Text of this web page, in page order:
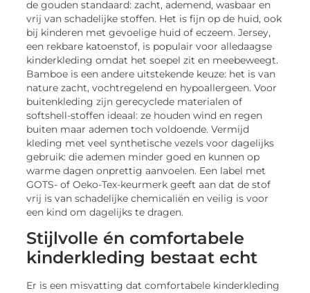
de gouden standaard: zacht, ademend, wasbaar en
vrij van schadelijke stoffen. Het is fijn op de huid, ook
bij kinderen met gevoelige huid of eczeem. Jersey,
een rekbare katoenstof, is populair voor alledaagse
kinderkleding omdat het soepel zit en meebeweegt.
Bamboe is een andere uitstekende keuze: het is van
nature zacht, vochtregelend en hypoallergeen. Voor
buitenkleding zijn gerecyclede materialen of
softshell-stoffen ideaal: ze houden wind en regen
buiten maar ademen toch voldoende. Vermijd
kleding met veel synthetische vezels voor dagelijks
gebruik: die ademen minder goed en kunnen op
warme dagen onprettig aanvoelen. Een label met
GOTS- of Oeko-Tex-keurmerk geeft aan dat de stof
vrij is van schadelijke chemicaliën en veilig is voor
een kind om dagelijks te dragen.
Stijlvolle én comfortabele
kinderkleding bestaat echt
Er is een misvatting dat comfortabele kinderkleding